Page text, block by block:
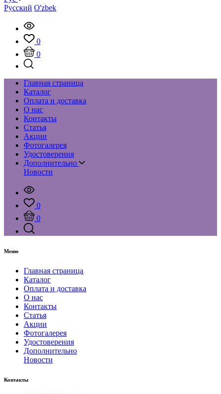
Русский O'zbek
0
0
Главная страница
Каталог
Оплата и доставка
О нас
Контакты
Статья
Акции
Фотогалерея
Удостоверения
Дополнительно
Новости
0
0
Меню
Главная страница
Каталог
Оплата и доставка
О нас
Контакты
Статья
Акции
Фотогалерея
Удостоверения
Дополнительно
Новости
Контакты